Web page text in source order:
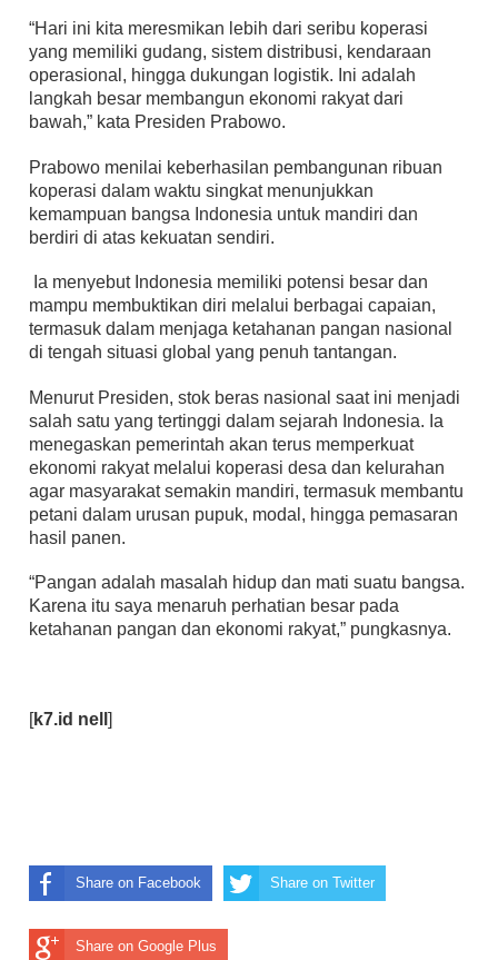
“Hari ini kita meresmikan lebih dari seribu koperasi
yang memiliki gudang, sistem distribusi, kendaraan
operasional, hingga dukungan logistik. Ini adalah
langkah besar membangun ekonomi rakyat dari
bawah,” kata Presiden Prabowo.
Prabowo menilai keberhasilan pembangunan ribuan
koperasi dalam waktu singkat menunjukkan
kemampuan bangsa Indonesia untuk mandiri dan
berdiri di atas kekuatan sendiri.
Ia menyebut Indonesia memiliki potensi besar dan
mampu membuktikan diri melalui berbagai capaian,
termasuk dalam menjaga ketahanan pangan nasional
di tengah situasi global yang penuh tantangan.
Menurut Presiden, stok beras nasional saat ini menjadi
salah satu yang tertinggi dalam sejarah Indonesia. Ia
menegaskan pemerintah akan terus memperkuat
ekonomi rakyat melalui koperasi desa dan kelurahan
agar masyarakat semakin mandiri, termasuk membantu
petani dalam urusan pupuk, modal, hingga pemasaran
hasil panen.
“Pangan adalah masalah hidup dan mati suatu bangsa.
Karena itu saya menaruh perhatian besar pada
ketahanan pangan dan ekonomi rakyat,” pungkasnya.
[k7.id nell ]
Share on Facebook Share on Twitter
Share on Google Plus